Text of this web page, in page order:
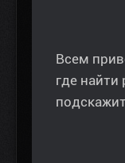
Всем
где